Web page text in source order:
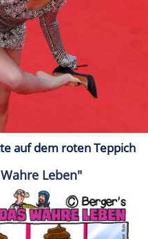
auf dem roten Teppich
Leben"